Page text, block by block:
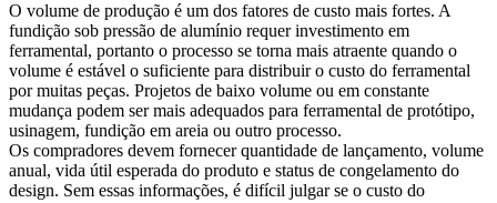
O volume de produção é um dos fatores de custo mais fortes. A
fundição sob pressão de alumínio requer investimento em
ferramental, portanto o processo se torna mais atraente quando o
volume é estável o suficiente para distribuir o custo do ferramental
por muitas peças. Projetos de baixo volume ou em constante
mudança podem ser mais adequados para ferramental de protótipo,
usinagem, fundição em areia ou outro processo.
Os compradores devem fornecer quantidade de lançamento, volume
anual, vida útil esperada do produto e status de congelamento do
design. Sem essas informações, é difícil julgar se o custo do